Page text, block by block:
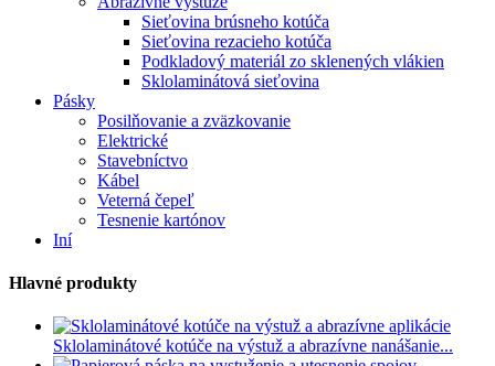
Sieťovina brúsneho kotúča
Sieťovina rezacieho kotúča
Podkladový materiál zo sklenených vlákien
Sklolaminátová sieťovina
Pásky
Posilňovanie a zväzkovanie
Elektrické
Stavebníctvo
Kábel
Veterná čepeľ
Tesnenie kartónov
Iní
Hlavné produkty
Sklolaminátové kotúče na výstuž a abrazívne nanášanie...